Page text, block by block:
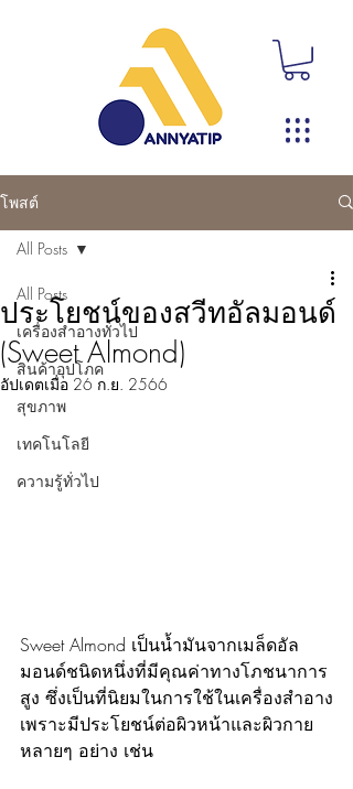
โพสต์
All Posts
เครื่องสำอางทั่วไป
สินค้าอุปโภค
สุขภาพ
เทคโนโลยี
ความรู้ทั่วไป
All Posts
ประโยชน์ของสวีทอัลมอนด์
(Sweet Almond)
อัปเดตเมื่อ 26 ก.ย. 2566
Sweet Almond เป็นน้ำมันจากเมล็ดอัล
มอนด์ชนิดหนึ่งที่มีคุณค่าทางโภชนาการ
สูง ซึ่งเป็นที่นิยมในการใช้ในเครื่องสำอาง
เพราะมีประโยชน์ต่อผิวหน้าและผิวกาย
หลายๆ อย่าง เช่น